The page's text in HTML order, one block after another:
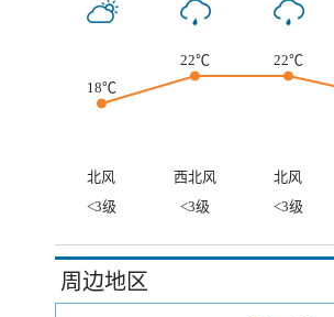
18℃
22℃
22℃
北风 西北风 北风
<3级
<3级 <3级
周边地区